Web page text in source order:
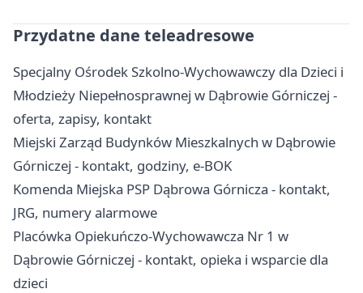
Przydatne dane teleadresowe
Specjalny Ośrodek Szkolno-Wychowawczy dla Dzieci i
Młodzieży Niepełnosprawnej w Dąbrowie Górniczej -
oferta, zapisy, kontakt
Miejski Zarząd Budynków Mieszkalnych w Dąbrowie
Górniczej - kontakt, godziny, e-BOK
Komenda Miejska PSP Dąbrowa Górnicza - kontakt,
JRG, numery alarmowe
Placówka Opiekuńczo-Wychowawcza Nr 1 w
Dąbrowie Górniczej - kontakt, opieka i wsparcie dla
dzieci